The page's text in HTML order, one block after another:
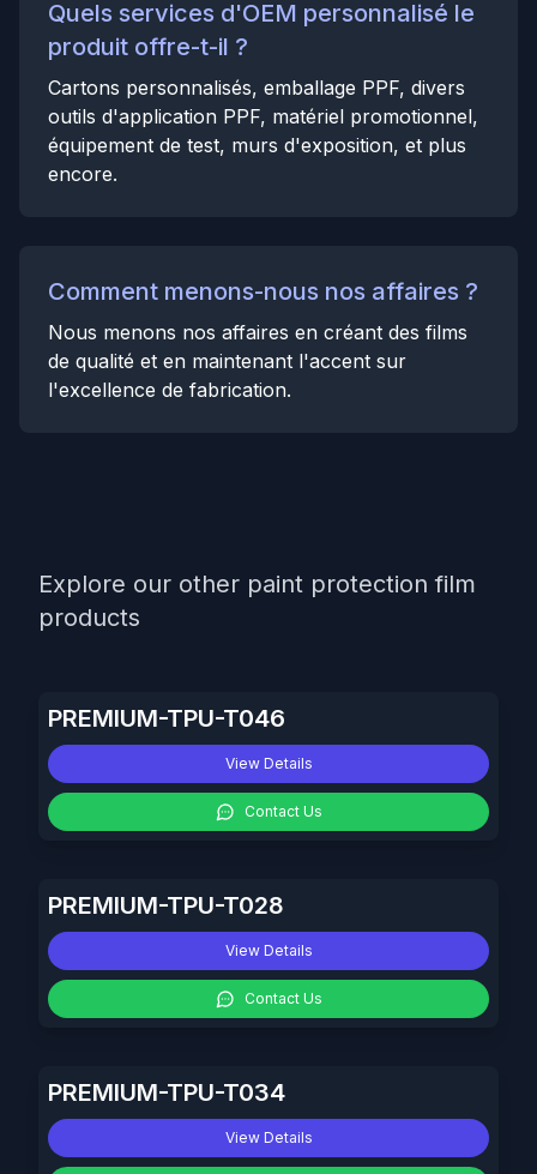
Quels services d'OEM personnalisé le
produit offre-t-il ?
Cartons personnalisés, emballage PPF, divers
outils d'application PPF, matériel promotionnel,
équipement de test, murs d'exposition, et plus
encore.
Comment menons-nous nos affaires ?
Nous menons nos affaires en créant des films
de qualité et en maintenant l'accent sur
l'excellence de fabrication.
Explore our other paint protection film
products
PREMIUM-TPU-T046
View Details
Contact Us
PREMIUM-TPU-T028
View Details
Contact Us
PREMIUM-TPU-T034
View Details